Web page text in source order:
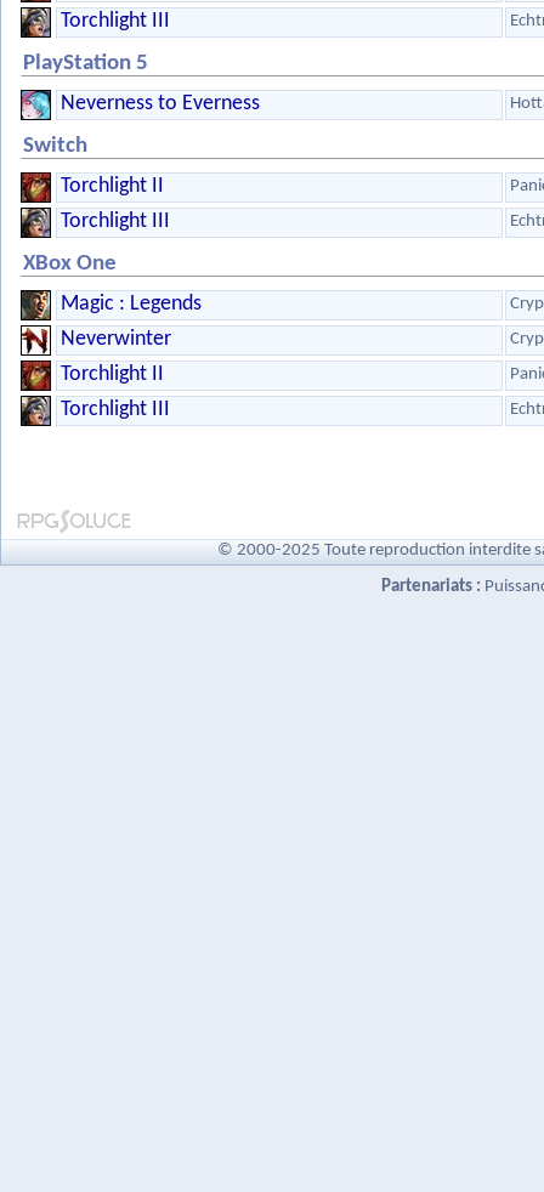
Torchlight III
PlayStation 5
Neverness to Everness
Switch
Torchlight II
Torchlight III
XBox One
Magic : Legends
Neverwinter
Torchlight II
Torchlight III
© 2000-2025 Toute reproduction interdite
Partenariats :